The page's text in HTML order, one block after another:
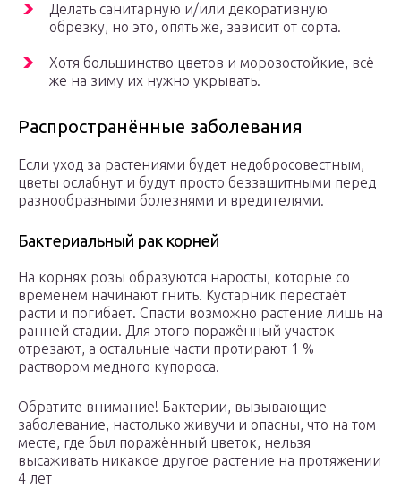
Делать санитарную и/или декоративную
обрезку, но это, опять же, зависит от сорта.
Хотя большинство цветов и морозостойкие, всё
же на зиму их нужно укрывать.
Распространённые заболевания
Если уход за растениями будет недобросовестным,
цветы ослабнут и будут просто беззащитными перед
разнообразными болезнями и вредителями.
Бактериальный рак корней
На корнях розы образуются наросты, которые со
временем начинают гнить. Кустарник перестаёт
расти и погибает. Спасти возможно растение лишь на
ранней стадии. Для этого поражённый участок
отрезают, а остальные части протирают 1 %
раствором медного купороса.
Обратите внимание! Бактерии, вызывающие
заболевание, настолько живучи и опасны, что на том
месте, где был поражённый цветок, нельзя
высаживать никакое другое растение на протяжении
4 лет